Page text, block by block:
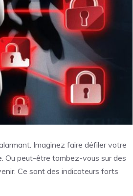
Imaginez faire défiler votre
Ou peut-être tombez-vous sur des
Ce sont des indicateurs forts